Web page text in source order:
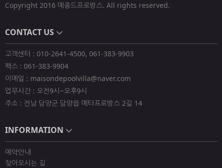
Copyright 2016 메종드프로방스. All rights reserved.
CONTACT US
고객센터 : 010-2641-4500, 061-383-9903
팩스 : 061-383-9904
이메일 : maisondepoolvilla@naver.com
업무시간 : 오전9시~오후9시
주소 : 전남 담양군 담양읍 메타프로방스 2길 14
INFORMATION
예약안내
찾아오시는 길